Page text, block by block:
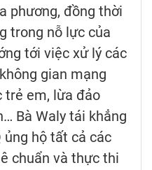
phương, đồng thời
trong nỗ lực của
tới việc xử lý các
gian mạng
trẻ em, lừa đảo
Bà Waly tái khẳng
ủng hộ tất cả các
chuẩn và thực thi